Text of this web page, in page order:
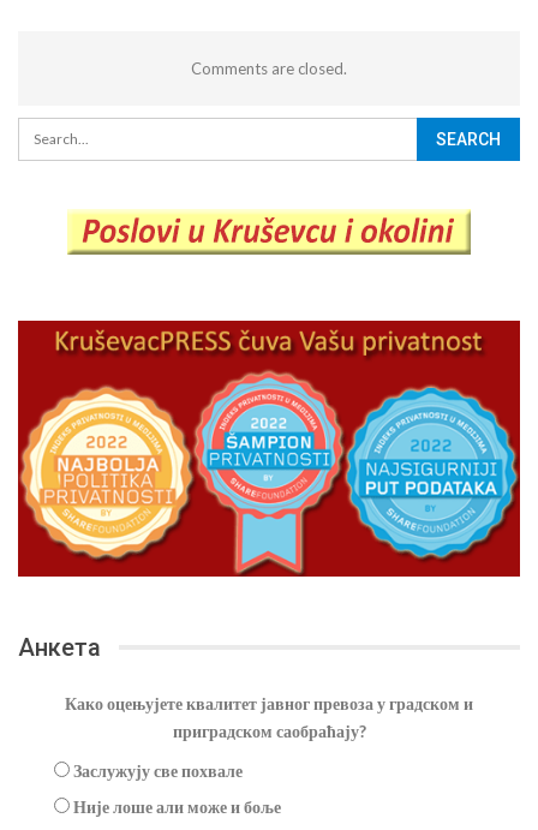
Comments are closed.
Анкета
Како оцењујете квалитет јавног превоза у градском и
приградском саобраћају?
Заслужују све похвале
Није лоше али може и боље